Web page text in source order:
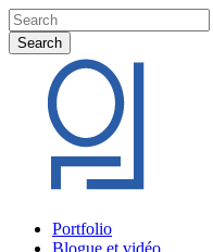
Skip
to
main
content
Search
Search
Menu
Portfolio
Blogue et vidéo